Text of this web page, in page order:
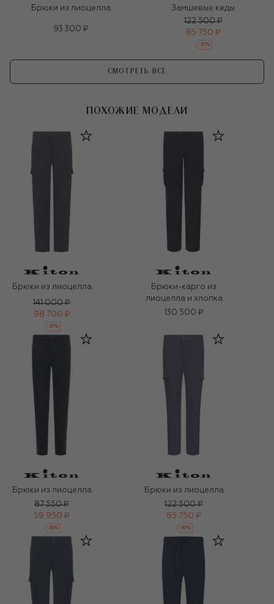
Брюки из лиоцелла
93 300 ₽
Замшевые кеды
122 500 ₽
85 750 ₽
-30%
СМОТРЕТЬ ВСЕ
ПОХОЖИЕ МОДЕЛИ
Брюки из лиоцелла
141 000 ₽
98 700 ₽
-30%
Брюки-карго из
лиоцелла и хлопка
130 500 ₽
Брюки из лиоцелла
87 550 ₽
59 950 ₽
-30%
Брюки из лиоцелла
122 500 ₽
85 750 ₽
-30%